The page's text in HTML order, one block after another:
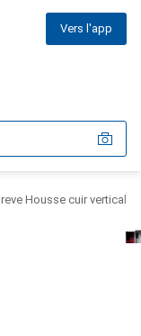
Vers l'app
Housse cuir vertical